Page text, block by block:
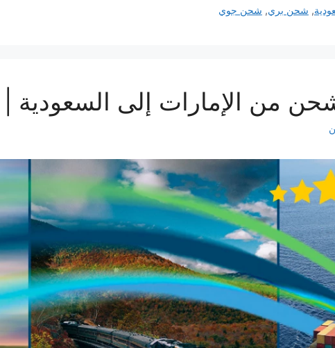
, شحن بري, شحن جوي
الإمارات إلى السعودية | 0524669941